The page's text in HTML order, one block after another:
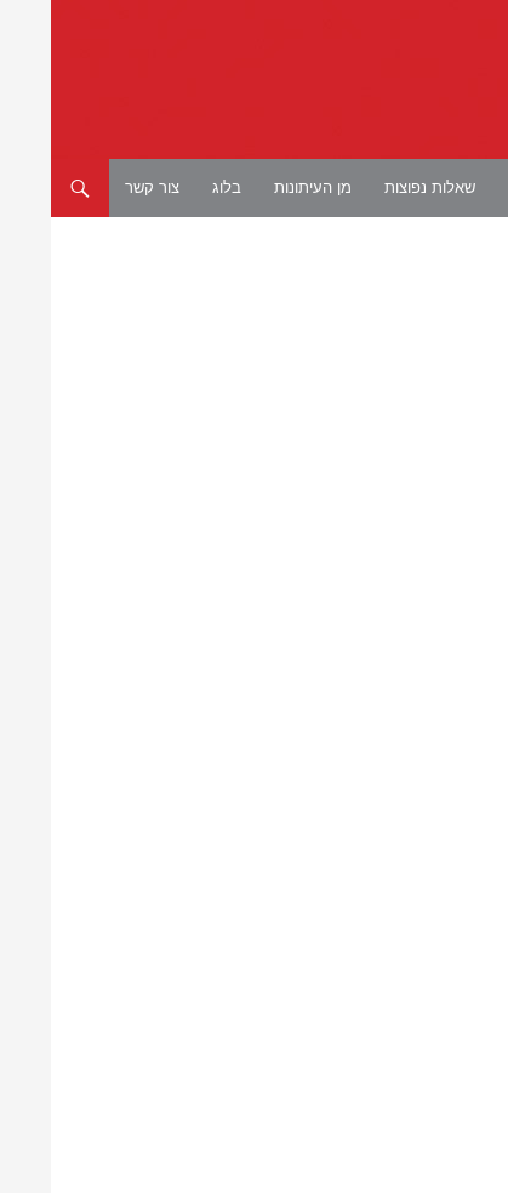
שאלות נפוצות מן העיתונות בלוג צור קשר